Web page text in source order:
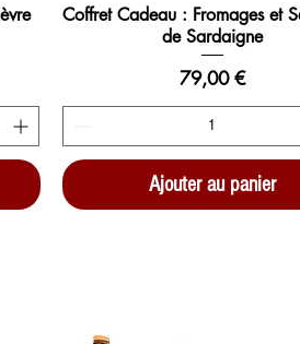
Coffret Cadeau : Fromages et
de Sardaigne
Prix
79,00 €
Ajouter au panier